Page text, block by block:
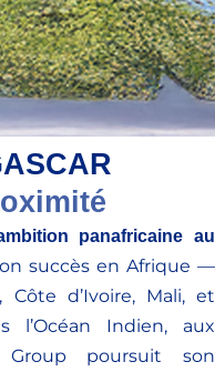
panafricaine au
succès en Afrique —
d’Ivoire, Mali, et
Indien, aux
Group poursuit son